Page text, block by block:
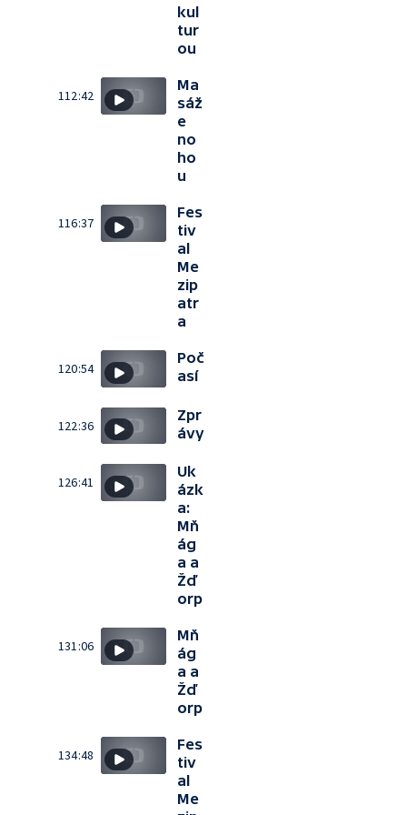
kul
tur
ou
112:42
Ma
sáž
e
no
ho
u
116:37
Fes
tiv
al
Me
zip
atr
a
120:54
Poč
así
122:36
Zpr
ávy
126:41
Uk
ázk
a:
Mň
ág
a a
Žď
orp
131:06
Mň
ág
a a
Žď
orp
134:48
Fes
tiv
al
Me